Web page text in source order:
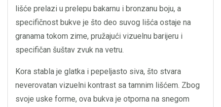
lišće prelazi u prelepu bakarnu i bronzanu boju, a
specifičnost bukve je što deo suvog lišća ostaje na
granama tokom zime, pružajući vizuelnu barijeru i
specifičan šuštav zvuk na vetru.
Kora stabla je glatka i pepeljasto siva, što stvara
neverovatan vizuelni kontrast sa tamnim lišćem. Zbog
svoje uske forme, ova bukva je otporna na snegom